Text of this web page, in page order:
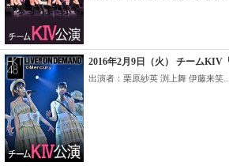
2016年2月9日（火） チームKIV
出演者：栗原紗英 渕上舞 伊藤来笑...